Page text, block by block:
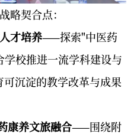
略契合点：
才培养——探索"中医药
校推进一流学科建设与
沉淀的教学改革与成果
康养文旅融合——围绕附